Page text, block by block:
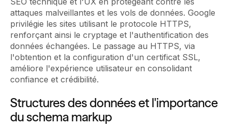
attaques malveillantes et les vols de données. Google
privilégie les sites utilisant le protocole HTTPS,
renforçant ainsi le cryptage et l'authentification des
données échangées. Le passage au HTTPS, via
l'obtention et la configuration d'un certificat SSL,
améliore l'expérience utilisateur en consolidant
confiance et crédibilité.
Structures des données et l'importance
du schema markup